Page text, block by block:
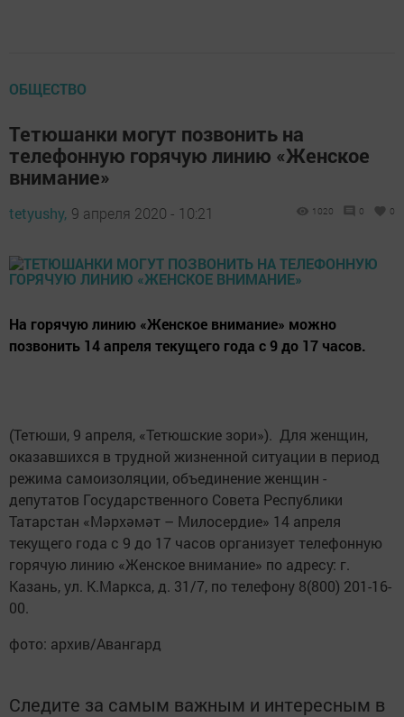
ОБЩЕСТВО
Тетюшанки могут позвонить на
телефонную горячую линию «Женское
внимание»
tetyushy, 9 апреля 2020 - 10:21 1020 0 0
На горячую линию «Женское внимание» можно
позвонить 14 апреля текущего года с 9 до 17 часов.
(Тетюши, 9 апреля, «Тетюшские зори»). Для женщин,
оказавшихся в трудной жизненной ситуации в период
режима самоизоляции, объединение женщин -
депутатов Государственного Совета Республики
Татарстан «Мәрхәмәт – Милосердие» 14 апреля
текущего года с 9 до 17 часов организует телефонную
горячую линию «Женское внимание» по адресу: г.
Казань, ул. К.Маркса, д. 31/7, по телефону 8(800) 201-16-
00.
фото: архив/Авангард
Следите за самым важным и интересным в